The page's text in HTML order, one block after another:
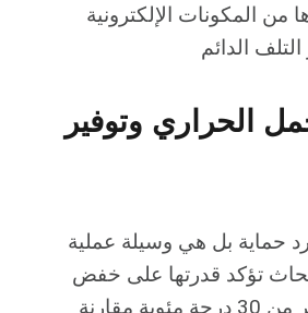
من المكونات الإلكترونية
الدائم
الحراري وتوفير
حماية بل هي وسيلة عملية
تؤكد قدرتها على خفض
حرارة السيارة بأكثر من 30 درجة مئوية مقارنة